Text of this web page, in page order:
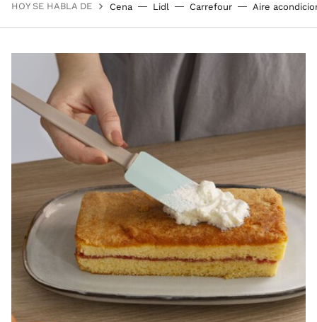
HOY SE HABLA DE Cena Lidl Carrefour Aire